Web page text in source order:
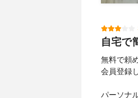
自宅で
無料で頼
会員登録
パーソナ